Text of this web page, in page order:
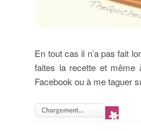
En tout cas il n’a pas fait
faites la recette et même
Facebook ou à me taguer